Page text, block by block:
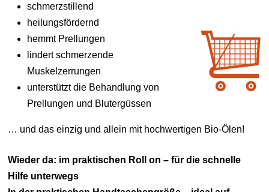
schmerzstillend
heilungsfördernd
hemmt Prellungen
lindert schmerzende
Muskelzerrungen
unterstützt die Behandlung von
Prellungen und Blutergüssen
… und das einzig und allein mit hochwertigen Bio-Ölen!
Wieder da: im praktischen Roll on – für die schnelle
Hilfe unterwegs